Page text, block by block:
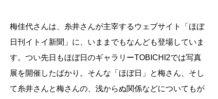
梅佳代さんは、糸井さんが主宰するウェブサイト「ほぼ
日刊イトイ新聞」に、いままでもなんども登場していま
す。つい先日もほぼ日のギャラリーTOBICHI2では写真
展を開催したばかり。そんな「ほぼ日」と梅さん、そし
て糸井さんと梅さんの、浅からぬ関係などについてもが